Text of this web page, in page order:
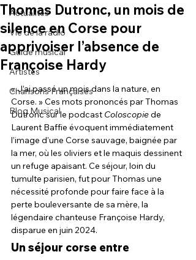
Actualités
Vie de la radio
Guide musical
Artistes
Chansons Françaises
Blog Musical
Thomas Dutronc, un mois de
silence en Corse pour
apprivoiser l’absence de
Françoise Hardy
« J’ai passé un mois dans la nature, en
Corse. » Ces mots prononcés par Thomas
Dutronc sur le podcast Coloscopie de
Laurent Baffie évoquent immédiatement
l’image d’une Corse sauvage, baignée par
la mer, où les oliviers et le maquis dessinent
un refuge apaisant. Ce séjour, loin du
tumulte parisien, fut pour Thomas une
nécessité profonde pour faire face à la
perte bouleversante de sa mère, la
légendaire chanteuse Françoise Hardy,
disparue en juin 2024.
Un séjour corse entre